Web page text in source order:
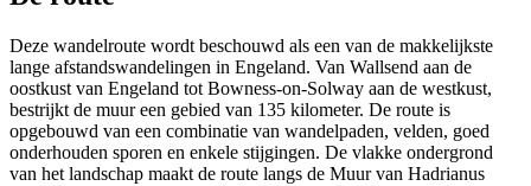
Deze wandelroute wordt beschouwd als een van de makkelijkste
lange afstandswandelingen in Engeland. Van Wallsend aan de
oostkust van Engeland tot Bowness-on-Solway aan de westkust,
bestrijkt de muur een gebied van 135 kilometer. De route is
opgebouwd van een combinatie van wandelpaden, velden, goed
onderhouden sporen en enkele stijgingen. De vlakke ondergrond
van het landschap maakt de route langs de Muur van Hadrianus